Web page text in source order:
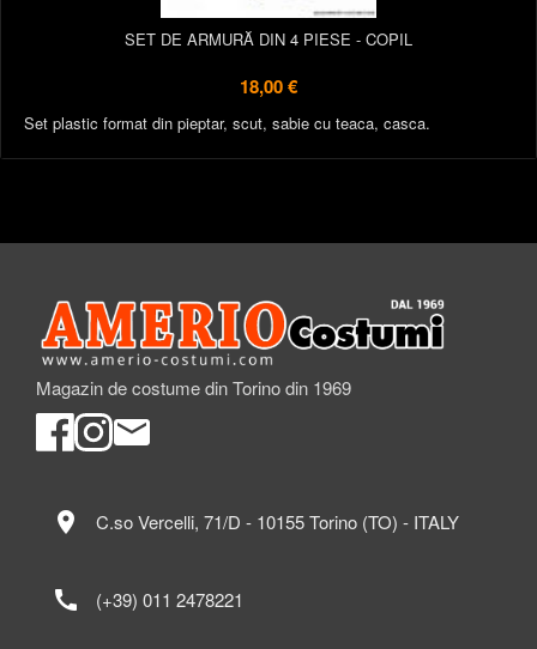
SET DE ARMURĂ DIN 4 PIESE - COPIL
18,00 €
Set plastic format din pieptar, scut, sabie cu teaca, casca.
Magazin de costume din Torino din 1969
location_on C.so Vercelli, 71/D - 10155 Torino (TO) - ITALY
call (+39) 011 2478221